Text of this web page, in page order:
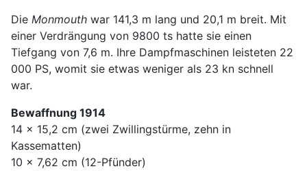
Die Monmouth war 141,3 m lang und 20,1 m breit. Mit
einer Verdrängung von 9800 ts hatte sie einen
Tiefgang von 7,6 m. Ihre Dampfmaschinen leisteten 22
000 PS, womit sie etwas weniger als 23 kn schnell
war.
Bewaffnung 1914
14 x 15,2 cm (zwei Zwillingstürme, zehn in
Kassematten)
10 x 7,62 cm (12-Pfünder)